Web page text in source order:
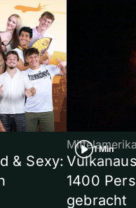
& Sexy:
1 Min
1400
gebracht